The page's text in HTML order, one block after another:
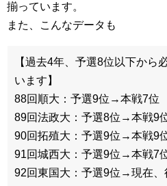
揃っています。
また、こんなデータも
【過去4年、予選8位以下から
います】
88回順大：予選9位→本戦7位
89回法政大：予選8位→本戦9
90回拓殖大：予選9位→本戦9
91回城西大：予選9位→本戦7
92回東国大：予選9位→現在、